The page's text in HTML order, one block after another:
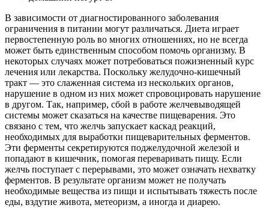
В зависимости от диагностированного заболевания
ограничения в питании могут различаться. Диета играет
первостепенную роль во многих отношениях, но не всегда
может быть единственным способом помочь организму. В
некоторых случаях может потребоваться пожизненный курс
лечения или лекарства. Поскольку желудочно-кишечный
тракт — это слаженная система из нескольких органов,
нарушение в одном из них может спровоцировать нарушение
в другом. Так, например, сбой в работе желчевыводящей
системы может сказаться на качестве пищеварения. Это
связано с тем, что желчь запускает каскад реакций,
необходимых для выработки пищеварительных ферментов.
Эти ферменты секретируются поджелудочной железой и
попадают в кишечник, помогая переваривать пищу. Если
желчь поступает с перерывами, это может означать нехватку
ферментов. В результате организм может не получать
необходимые вещества из пищи и испытывать тяжесть после
еды, вздутие живота, метеоризм, а иногда и диарею.